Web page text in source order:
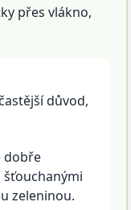
přes vlákno,
důvod,
dobře
zeleninou.